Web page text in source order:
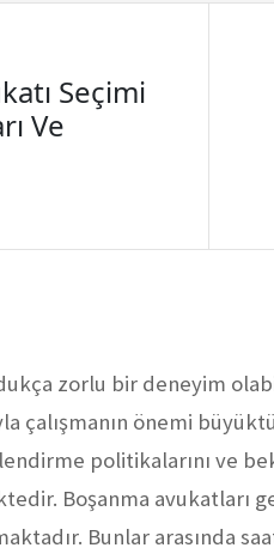
Seçimi
Ve
zorlu bir deneyim
çalışmanın önemi
politikalarını ve
Boşanma avukatları
Bunlar arasında